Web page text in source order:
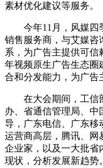
素材优化建议等服务。
今年11月，风媒四
销售服务商，与艾媒咨
系，为广告主提供可信
年视频原生广告生态圈
合和分发能力，为广告
在大会期间，工信
办、省通信管理局、中
导，广东电信、广东移
运营商高层，腾讯、网
企业家，以及一大批省
现状，分析发展新趋势